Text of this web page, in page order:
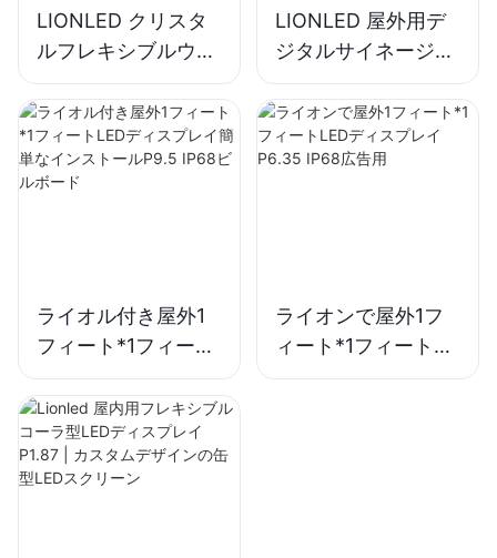
LIONLED クリスタ
ルフレキシブルウィ
ンドウ 自己粘着式透
明LEDスクリーン
（窓広告用）
LIONLED 屋外用デ
ジタルサイネージ
P4.23 1フィート×1
フィート IP68 ホテ
ル/看板用
ライオル付き屋外1
フィート*1フィート
LEDディスプレイ簡
単なインストール
P9.5 IP68ビルボー
ド
ライオンで屋外1フ
ィート*1フィート
LEDディスプレイ